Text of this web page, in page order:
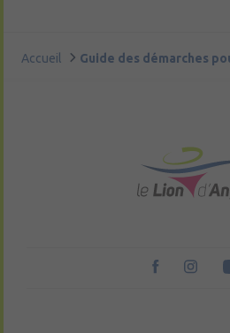
Accueil Guide des démarches